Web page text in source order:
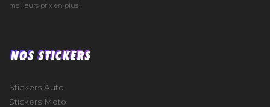
meilleurs prix en plus !
NOS STICKERS
Stickers Auto
Stickers Moto